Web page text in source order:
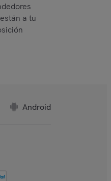
a tu
Android